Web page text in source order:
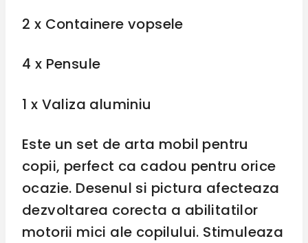
2 x Containere vopsele
4 x Pensule
1 x Valiza aluminiu
Este un set de arta mobil pentru
copii, perfect ca cadou pentru orice
ocazie. Desenul si pictura afecteaza
dezvoltarea corecta a abilitatilor
motorii mici ale copilului. Stimuleaza